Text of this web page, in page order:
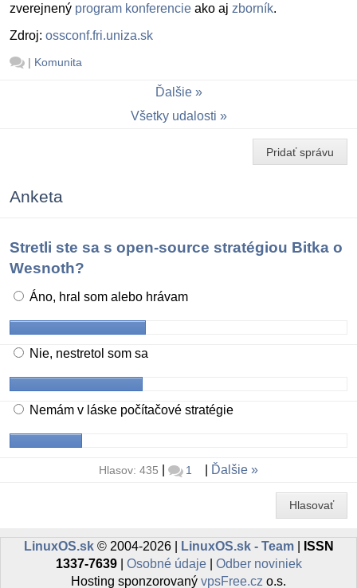
zverejnený program konferencie ako aj zborník.
Zdroj: ossconf.fri.uniza.sk
| Komunita
Ďalšie
Všetky udalosti
Pridať správu
Anketa
Stretli ste sa s open-source stratégiou Bitka o
Wesnoth?
Áno, hral som alebo hrávam
Nie, nestretol som sa
Nemám v láske počítačové stratégie
Hlasov: 435 1 Ďalšie
Hlasovať
LinuxOS.sk© 2004-2026 | LinuxOS.sk - Team|
ISSN
1337-7639| Osobné údaje| Odber noviniek
Hosting sponzorovaný vpsFree.cz o.s.